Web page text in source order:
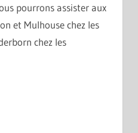
pourrons assister aux
et Mulhouse chez les
chez les